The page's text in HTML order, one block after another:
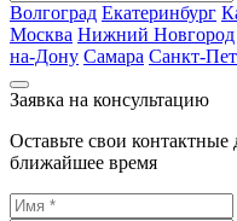
Волгоград Екатеринбург
Москва Нижний Новгород
на-Дону Самара Санкт-
Заявка на консультацию
Оставьте свои
ближайшее время